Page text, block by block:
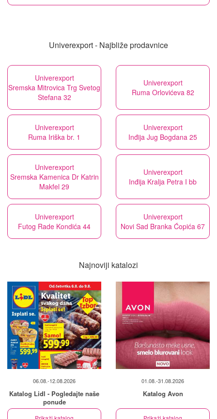
Univerexport - Najbliže prodavnice
Univerexport
Sremska Mitrovica Trg Svetog
Stefana 32
Univerexport
Ruma Orlovićeva 82
Univerexport
Ruma Iriška br. 1
Univerexport
Inđija Jug Bogdana 25
Univerexport
Sremska Kamenica Dr Katrin
Makfel 29
Univerexport
Inđija Kralja Petra I bb
Univerexport
Futog Rade Kondića 44
Univerexport
Novi Sad Branka Ćopića 67
Najnoviji katalozi
06.08.-12.08.2026
Katalog Lidl - Pogledajte naše
ponude
01.08.-31.08.2026
Katalog Avon